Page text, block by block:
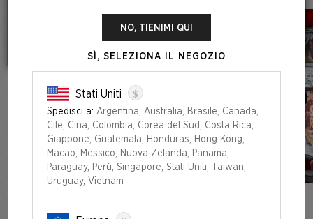
NO, TIENIMI QUI
SÌ, SELEZIONA IL NEGOZIO
Stati Uniti $
Spedisci a: Argentina, Australia, Brasile, Canada,
Cile, Cina, Colombia, Corea del Sud, Costa Rica,
Giappone, Guatemala, Honduras, Hong Kong,
Macao, Messico, Nuova Zelanda, Panama,
Paraguay, Perù, Singapore, Stati Uniti, Taiwan,
Uruguay, Vietnam